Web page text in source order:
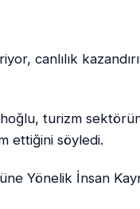
canlılık
turizm
ettiğini söyledi.
Yönelik İnsan